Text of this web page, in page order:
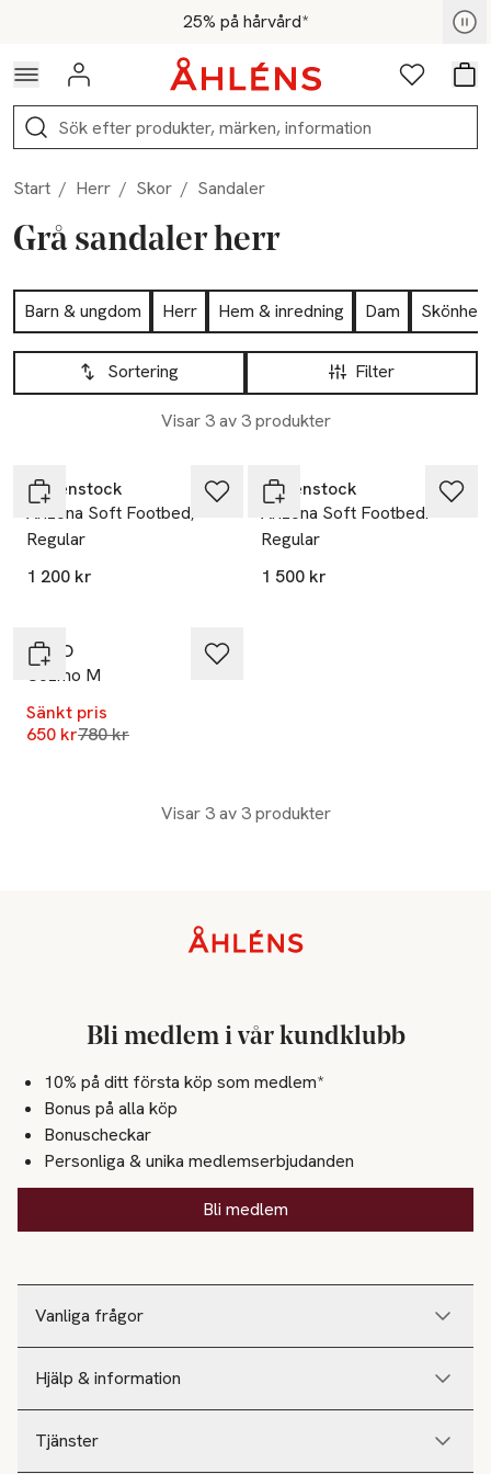
Hoppa till navigationsmenyn25% på hårvård*
För medlemmar - Shoppa nu
Logga in Favoriter
Sök
Start / Herr / Skor / Sandaler
Grå sandaler herr
Hoppa till produktsidan
Barn & ungdom Herr Hem & inredning Dam
Skönhet
Hoppa till produktsidan
Filter
Sortering
Visar 3 av 3 produkter
Lista över produkter
Birkenstock
Arizona Soft Footbed,
Regular
1 200 kr
Birkenstock
Arizona Soft Footbed.
Regular
1 500 kr
ECCO
Cozmo M
Sänkt pris
650 krLägsta pris 30 dagar
780 kr
Visar 3 av 3 produkter
Vanliga frågor
Hjälp & information
Tjänster
Bli medlem i vår kundklubb
10% på ditt första köp som medlem*
Bonus på alla köp
Bonuscheckar
Personliga & unika medlemserbjudanden
Bli medlem